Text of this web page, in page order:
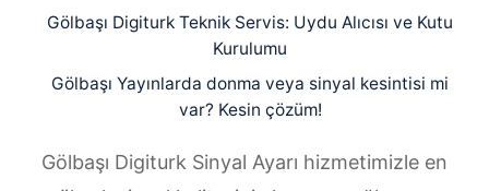
Gölbaşı Digiturk Teknik Servis: Uydu Alıcısı ve Kutu
Kurulumu
Gölbaşı Yayınlarda donma veya sinyal kesintisi mi
var? Kesin çözüm!
Gölbaşı Digiturk Sinyal Ayarı hizmetimizle en